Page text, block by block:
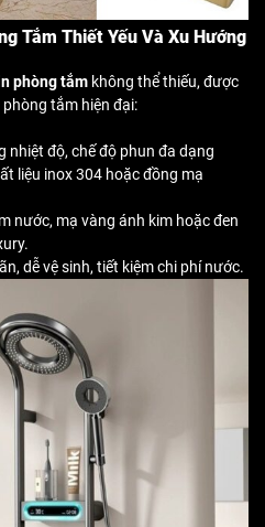
Tắm Thiết Yếu Và Xu Hướng
phòng tắm không thể thiếu, được
tắm hiện đại:
nhiệt độ, chế độ phun đa dạng
liệu inox 304 hoặc đồng mạ
nước, mạ vàng ánh kim hoặc đen
dễ vệ sinh, tiết kiệm chi phí nước.